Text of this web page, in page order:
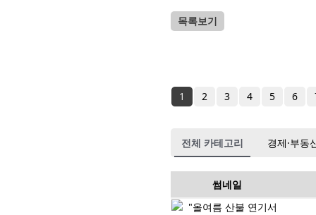
목록보기
1 2 3 4 5 6
전체 카테고리 경제·부동
썸네일